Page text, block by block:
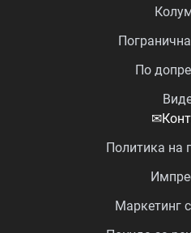
По
✉
Политика на
Маркетинг